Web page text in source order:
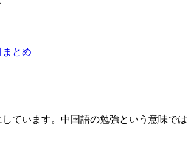
まとめ
ています。中国語の勉強という意味で